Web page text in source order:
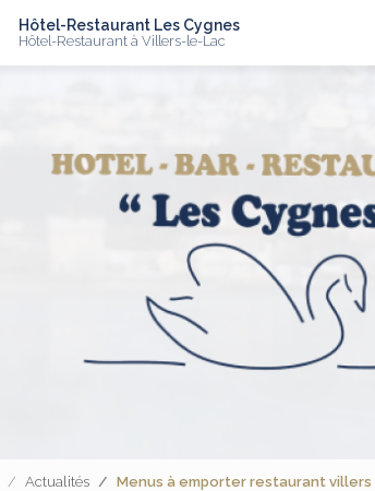
Hôtel-Restaurant Les Cygnes
Hôtel-Restaurant à Villers-le-Lac
Actualités Menus à emporter restaurant villers